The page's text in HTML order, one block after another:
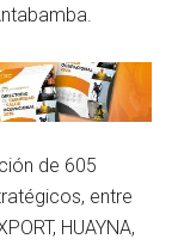
de 605
entre
HUAYNA,